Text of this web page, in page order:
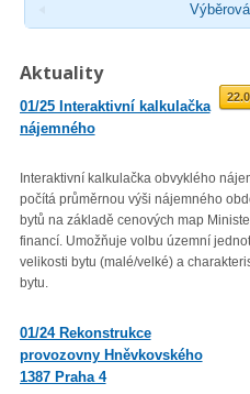
Aktuality
01/25 Interaktivní kalkulačka
nájemného
Interaktivní kalkulačka obvyklého
počítá průměrnou výši nájemného
bytů na základě cenových map
financí. Umožňuje volbu územní
velikosti bytu (malé/velké) a
bytu.
01/24 Rekonstrukce
provozovny Hněvkovského
1387 Praha 4